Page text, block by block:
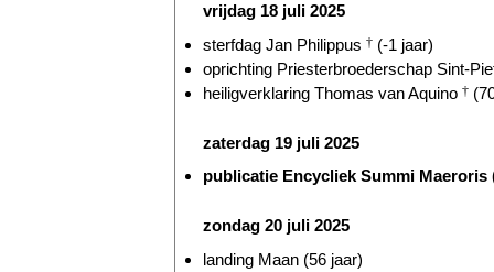
vrijdag 18 juli 2025
sterfdag Jan Philippus † (-1 jaar)
oprichting Priesterbroederschap Sint-
heiligverklaring Thomas van Aquino †
zaterdag 19 juli 2025
publicatie Encycliek Summi Maeroris
zondag 20 juli 2025
landing Maan (56 jaar)